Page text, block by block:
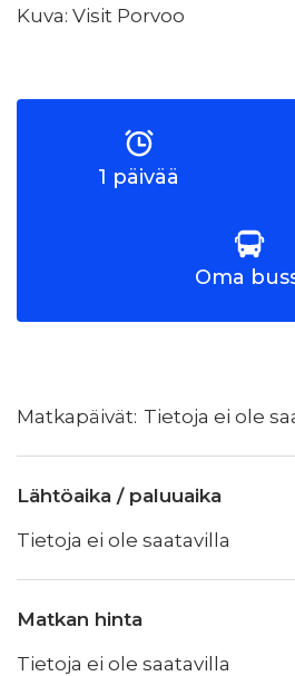
Kuva: Visit Porvoo
1 päivää
Oma
Tietoja ei ole
Lähtöaika / paluuaika
Tietoja ei ole saatavilla
Matkan hinta
Tietoja ei ole saatavilla